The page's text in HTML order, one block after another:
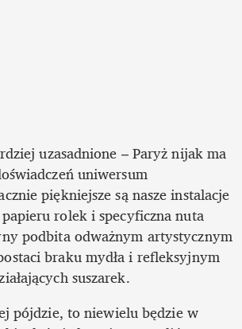
uzasadnione – Paryż nijak ma
uniwersum
piękniejsze są nasze instalacje
rolek i specyficzna nuta
podbita odważnym artystycznym
braku mydła i refleksyjnym
suszarek.
pójdzie, to niewielu będzie w